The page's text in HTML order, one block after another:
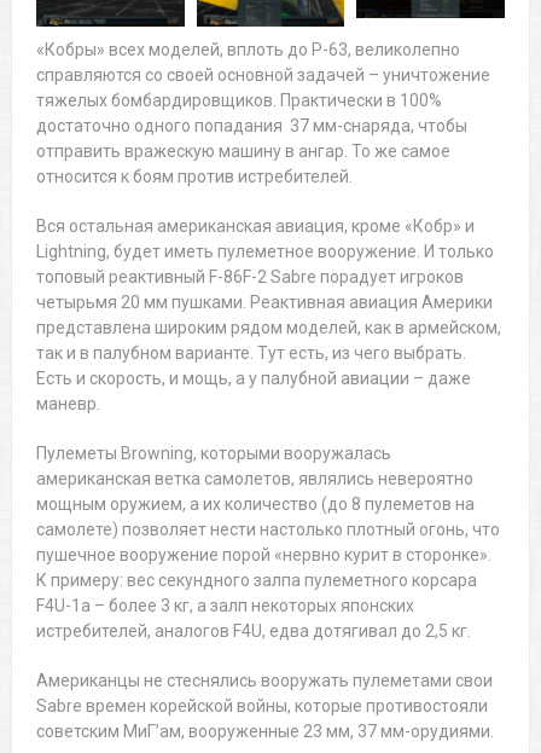
«Кобры» всех моделей, вплоть до Р-63, великолепно
справляются со своей основной задачей – уничтожение
тяжелых бомбардировщиков. Практически в 100%
достаточно одного попадания 37 мм-снаряда, чтобы
отправить вражескую машину в ангар. То же самое
относится к боям против истребителей.
Вся остальная американская авиация, кроме «Кобр» и
Lightning, будет иметь пулеметное вооружение. И только
топовый реактивный F-86F-2 Sabre порадует игроков
четырьмя 20 мм пушками. Реактивная авиация Америки
представлена широким рядом моделей, как в армейском,
так и в палубном варианте. Тут есть, из чего выбрать.
Есть и скорость, и мощь, а у палубной авиации – даже
маневр.
Пулеметы Browning, которыми вооружалась
американская ветка самолетов, являлись невероятно
мощным оружием, а их количество (до 8 пулеметов на
самолете) позволяет нести настолько плотный огонь, что
пушечное вооружение порой «нервно курит в сторонке».
К примеру: вес секундного залпа пулеметного корсара
F4U-1a – более 3 кг, а залп некоторых японских
истребителей, аналогов F4U, едва дотягивал до 2,5 кг.
Американцы не стеснялись вооружать пулеметами свои
Sabre времен корейской войны, которые противостояли
советским МиГ’ам, вооруженные 23 мм, 37 мм-орудиями.